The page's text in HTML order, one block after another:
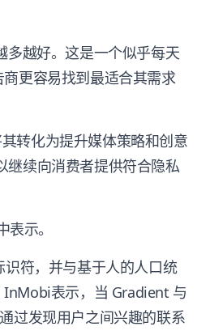
多越好。这是一个似乎每天
更容易找到最适合其需求
转化为提升媒体策略和创意
续向消费者提供符合隐私
示。
符，并与基于人的人口统
表示，当 Gradient 与
过发现用户之间兴趣的联系